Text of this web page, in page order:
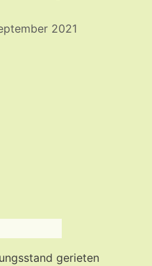
2021
gerieten